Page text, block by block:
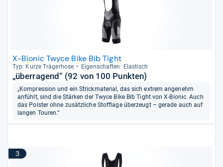
X-Bionic Twyce Bike Bib Tight
Typ: Kurze Trä­ger­hose Eigen­schaf­ten: Elas­tisch
„überragend“ (92 von 100 Punkten)
„Kompression und ein Strickmaterial, das sich extrem angenehm
anfühlt, sind die Stärken der Twyce Bike Bib Tight von X-Bionic. Auch
das Polster ohne zusätzliche Stofflage überzeugt – gerade auch auf
langen Touren.“
3